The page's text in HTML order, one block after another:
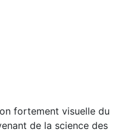
fortement visuelle du
de la science des